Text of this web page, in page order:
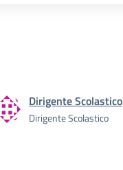
Dirigente Scolastico
Dirigente Scolastico